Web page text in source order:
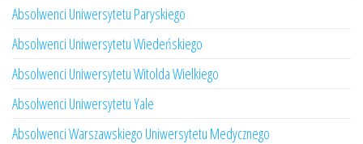
Absolwenci Uniwersytetu Paryskiego
Absolwenci Uniwersytetu Wiedeńskiego
Absolwenci Uniwersytetu Witolda Wielkiego
Absolwenci Uniwersytetu Yale
Absolwenci Warszawskiego Uniwersytetu Medycznego